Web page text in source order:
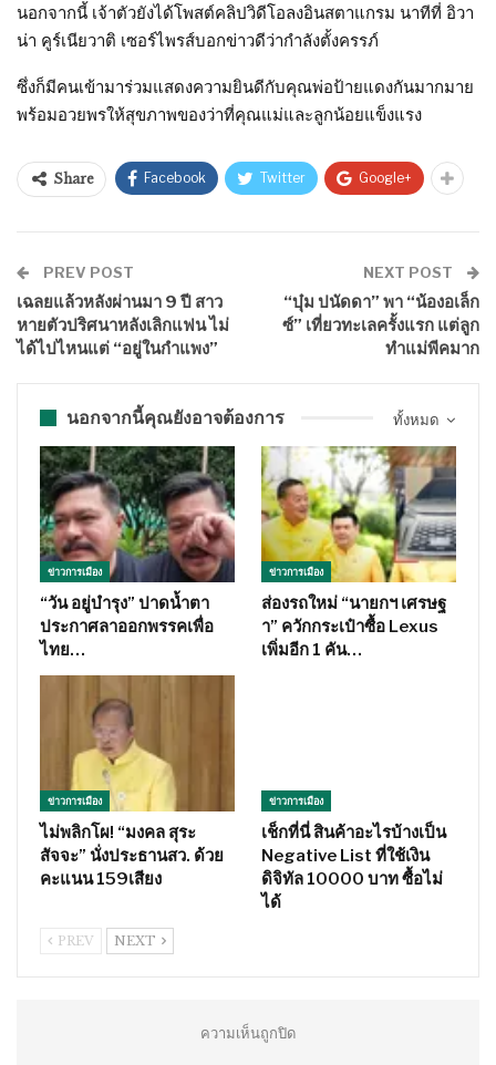
นอกจากนี้ เจ้าตัวยังได้โพสต์คลิปวิดีโอลงอินสตาแกรม นาทีที่ อิวา
น่า คูร์เนียวาติ เซอร์ไพรส์บอกข่าวดีว่ากำลังตั้งครรภ์
ซึ่งก็มีคนเข้ามาร่วมแสดงความยินดีกับคุณพ่อป้ายแดงกันมากมาย
พร้อมอวยพรให้สุขภาพของว่าที่คุณแม่และลูกน้อยแข็งแรง
Share Facebook Twitter Google+
PREV POST
เฉลยแล้วหลังผ่านมา 9 ปี สาว
หายตัวปริศนาหลังเลิกแฟน ไม่
ได้ไปไหนแต่ “อยู่ในกำแพง”
NEXT POST
“บุ๋ม ปนัดดา” พา “น้องอเล็ก
ซ์” เที่ยวทะเลครั้งแรก แต่ลูก
ทำแม่พีคมาก
ทั้งหมด
นอกจากนี้คุณยังอาจต้องการ
ข่าวการเมือง
“วัน อยู่บำรุง” ปาดน้ำตา
ประกาศลาออกพรรคเพื่อ
ไทย…
ข่าวการเมือง
ส่องรถใหม่ “นายกฯ เศรษฐ
า” ควักกระเป๋าซื้อ Lexus
เพิ่มอีก 1 คัน…
ข่าวการเมือง
ไม่พลิกโผ! “มงคล สุระ
สัจจะ” นั่งประธานสว. ด้วย
คะแนน 159เสียง
ข่าวการเมือง
เช็กที่นี่ สินค้าอะไรบ้างเป็น
Negative List ที่ใช้เงิน
ดิจิทัล 10000 บาท ซื้อไม่
ได้
PREV NEXT
ความเห็นถูกปิด